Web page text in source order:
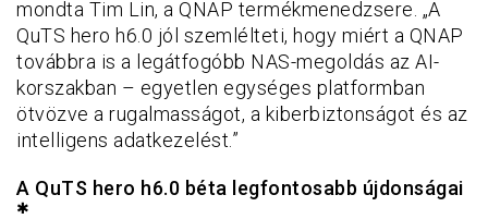
mondta Tim Lin, a QNAP termékmenedzsere. „A
QuTS hero h6.0 jól szemlélteti, hogy miért a QNAP
továbbra is a legátfogóbb NAS-megoldás az AI-
korszakban – egyetlen egységes platformban
ötvözve a rugalmasságot, a kiberbiztonságot és az
intelligens adatkezelést.”
A QuTS hero h6.0 béta legfontosabb újdonságai
✱